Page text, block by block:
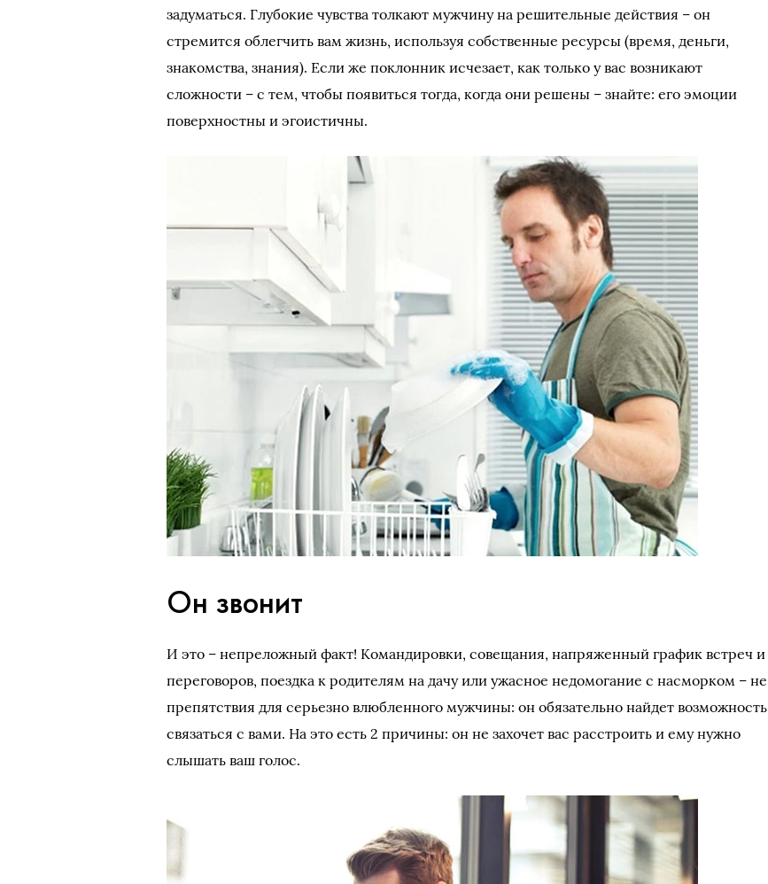
задуматься. Глубокие чувства толкают мужчину на решительные действия – он
стремится облегчить вам жизнь, используя собственные ресурсы (время, деньги,
знакомства, знания). Если же поклонник исчезает, как только у вас возникают
сложности – с тем, чтобы появиться тогда, когда они решены – знайте: его эмоции
поверхностны и эгоистичны.
Он звонит
И это – непреложный факт! Командировки, совещания, напряженный график встреч и
переговоров, поездка к родителям на дачу или ужасное недомогание с насморком – не
препятствия для серьезно влюбленного мужчины: он обязательно найдет возможность
связаться с вами. На это есть 2 причины: он не захочет вас расстроить и ему нужно
слышать ваш голос.